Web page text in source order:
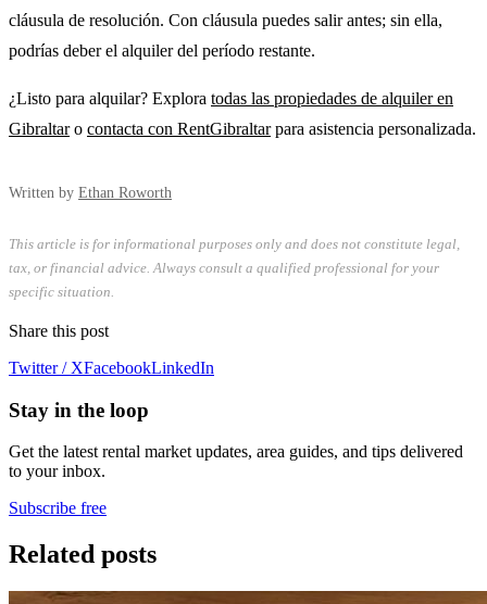
cláusula de resolución. Con cláusula puedes salir antes; sin ella,
podrías deber el alquiler del período restante.
¿Listo para alquilar? Explora todas las propiedades de alquiler en
Gibraltaro contacta con RentGibraltarpara asistencia personalizada.
Written by Ethan Roworth
This article is for informational purposes only and does not constitute legal,
tax, or financial advice. Always consult a qualified professional for your
specific situation.
Share this post
Twitter / XFacebookLinkedIn
Stay in the loop
Get the latest rental market updates, area guides, and tips delivered
to your inbox.
Subscribe free
Related posts